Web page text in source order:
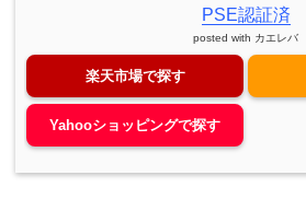
PSE認証済
posted with カエレバ
楽天市場で探す
Yahooショッピングで探す